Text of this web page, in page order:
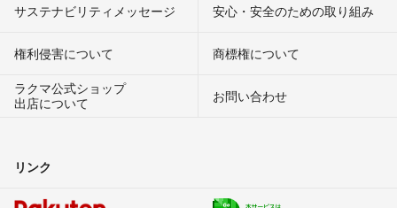
サステナビリティメッセージ 安心・安全のための取り組み
権利侵害について
商標権について
ラクマ公式ショップ
出店について
お問い合わせ
リンク